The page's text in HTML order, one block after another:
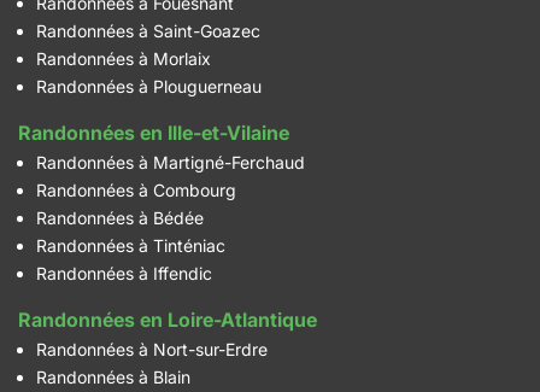
Randonnées à Saint-Goazec
Randonnées à Morlaix
Randonnées à Plouguerneau
Randonnées en Ille-et-Vilaine
Randonnées à Martigné-Ferchaud
Randonnées à Combourg
Randonnées à Bédée
Randonnées à Tinténiac
Randonnées à Iffendic
Randonnées en Loire-Atlantique
Randonnées à Nort-sur-Erdre
Randonnées à Blain